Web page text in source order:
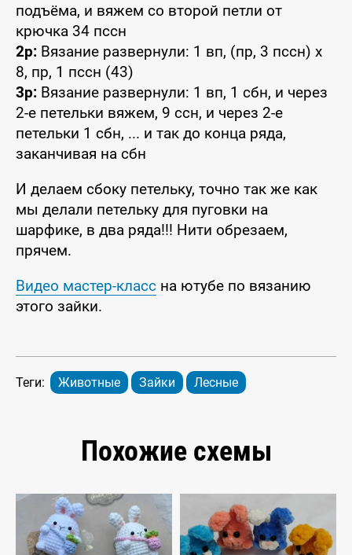
подъёма, и вяжем со второй петли от
крючка 34 пссн
2р: Вязание развернули: 1 вп, (пр, 3 пссн) x
8, пр, 1 пссн (43)
3р: Вязание развернули: 1 вп, 1 сбн, и через
2-е петельки вяжем, 9 ссн, и через 2-е
петельки 1 сбн, ... и так до конца ряда,
заканчивая на сбн
И делаем сбоку петельку, точно так же как
мы делали петельку для пуговки на
шарфике, в два ряда!!! Нити обрезаем,
прячем.
Видео мастер-класс на ютубе по вязанию
этого зайки.
Теги: Животные Зайки Лесные
Похожие схемы